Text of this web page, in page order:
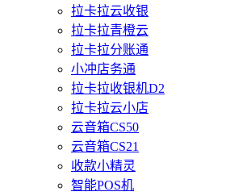
拉卡拉云收银
拉卡拉青橙云
拉卡拉分账通
小冲店务通
拉卡拉收银机D2
拉卡拉云小店
云音箱CS50
云音箱CS21
收款小精灵
智能POS机